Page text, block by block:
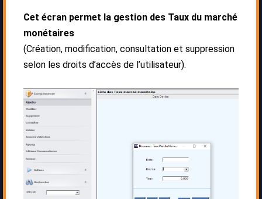
Cet écran permet la gestion des Taux du marché
monétaires
(Création, modification, consultation et suppression
selon les droits d’accès de l’utilisateur).